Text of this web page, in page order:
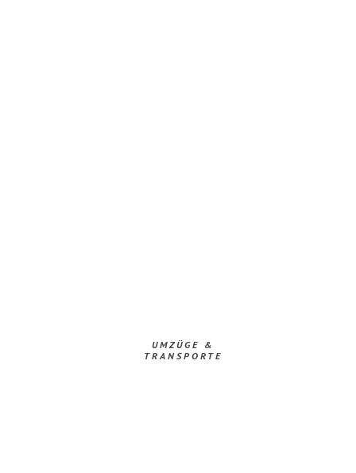
UMZÜGE &
TRANSPORTE